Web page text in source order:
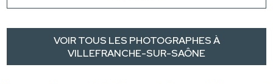
VOIR TOUS LES PHOTOGRAPHES À
VILLEFRANCHE-SUR-SAÔNE